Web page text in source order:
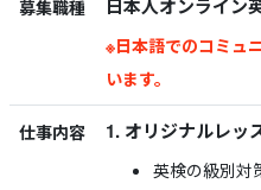
募集職種 日本人オンライン
※日本語でのコミュ
います。
仕事内容 1. オリジナルレッ
英検の級別対